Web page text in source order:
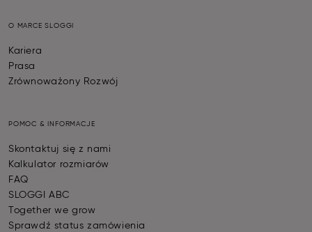
O MARCE SLOGGI
Kariera
Prasa
Zrównoważony Rozwój
POMOC & INFORMACJE
Skontaktuj się z nami
Kalkulator rozmiarów
FAQ
SLOGGI ABC
Together we grow
Sprawdź status zamówienia